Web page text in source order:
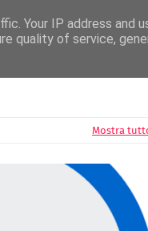
Mostra
Your IP address and
quality of service,